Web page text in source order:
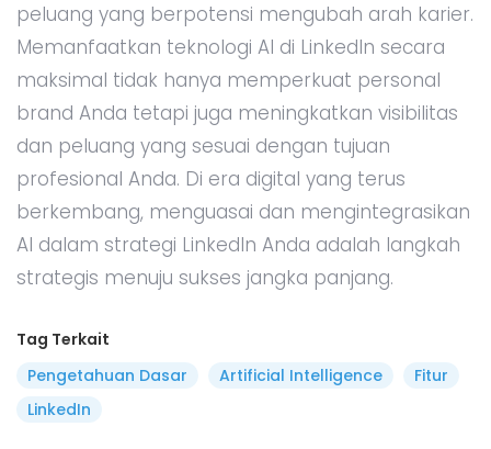
peluang yang berpotensi mengubah arah karier.
Memanfaatkan teknologi AI di LinkedIn secara
maksimal tidak hanya memperkuat personal
brand Anda tetapi juga meningkatkan visibilitas
dan peluang yang sesuai dengan tujuan
profesional Anda. Di era digital yang terus
berkembang, menguasai dan mengintegrasikan
AI dalam strategi LinkedIn Anda adalah langkah
strategis menuju sukses jangka panjang.
Tag Terkait
Pengetahuan Dasar
Artificial Intelligence
Fitur
LinkedIn